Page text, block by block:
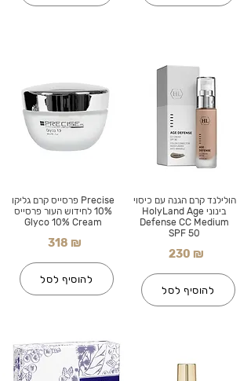
Precise פרסייס קרם גליקו
10% לחידוש העור פרסייס
Glyco 10% Cream
318 ₪
להוסיף לסל
הולילנד קרם הגנה עם כיסוי
בינוני HolyLand Age
Defense CC Medium
SPF 50
230 ₪
להוסיף לסל